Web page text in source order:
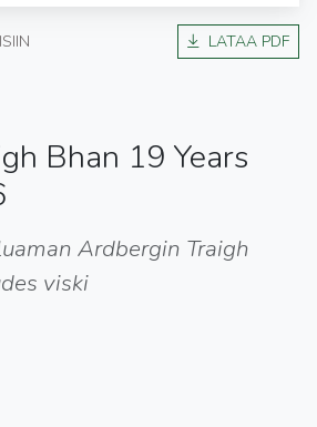
LATAA PDF
Bhan 19 Years
Ardbergin Traigh
viski